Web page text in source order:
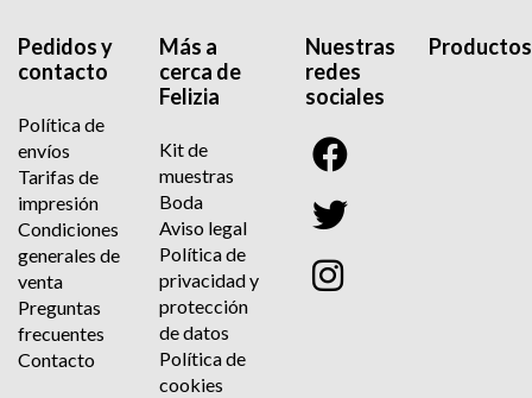
Pedidos y
contacto
Política de
envíos
Tarifas de
impresión
Condiciones
generales de
venta
Preguntas
frecuentes
Contacto
Más a
cerca de
Felizia
Kit de
muestras
Boda
Aviso legal
Política de
privacidad y
protección
de datos
Política de
cookies
Nuestras
redes
sociales
Productos